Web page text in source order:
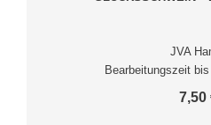
JVA
Bearbeitungszeit
7,50